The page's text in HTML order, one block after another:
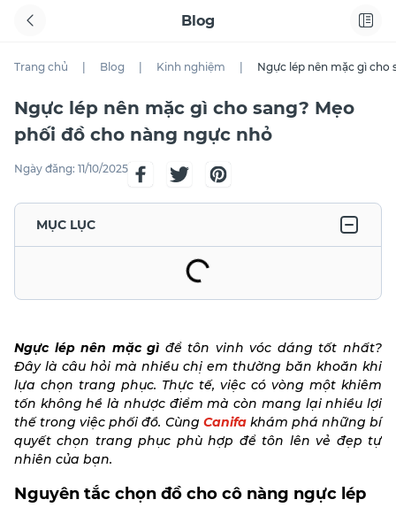
Blog
Trang chủ Blog Kinh nghiệm Ngực lép nên mặc gì cho
Ngực lép nên mặc gì cho sang? Mẹo
phối đồ cho nàng ngực nhỏ
Ngày đăng: 11/10/2025
MỤC LỤC
Ngực lép nên mặc gì để tôn vinh vóc dáng tốt nhất?
Đây là câu hỏi mà nhiều chị em thường băn khoăn khi
lựa chọn trang phục. Thực tế, việc có vòng một khiêm
tốn không hề là nhược điểm mà còn mang lại nhiều lợi
thế trong việc phối đồ. Cùng Canifakhám phá những bí
quyết chọn trang phục phù hợp để tôn lên vẻ đẹp tự
nhiên của bạn.
Nguyên tắc chọn đồ cho cô nàng ngực lép